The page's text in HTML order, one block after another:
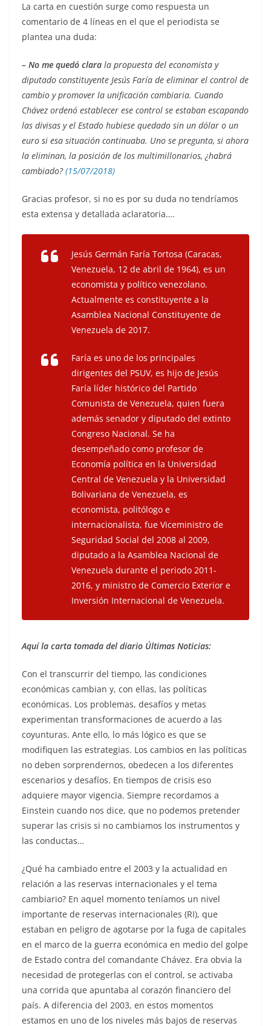
La carta en cuestión surge como respuesta un
comentario de 4 líneas en el que el periodista se
plantea una duda:
– No me quedó clara la propuesta del economista y
diputado constituyente Jesús Faría de eliminar el control de
cambio y promover la unificación cambiaria. Cuando
Chávez ordenó establecer ese control se estaban escapando
las divisas y el Estado hubiese quedado sin un dólar o un
euro si esa situación continuaba. Uno se pregunta, si ahora
la eliminan, la posición de los multimillonarios, ¿habrá
cambiado?(15/07/2018)
Gracias profesor, si no es por su duda no tendríamos
esta extensa y detallada aclaratoria….
Jesús Germán Faría Tortosa (Caracas,
Venezuela, 12 de abril de 1964), es un
economista y político venezolano.
Actualmente es constituyente a la
Asamblea Nacional Constituyente de
Venezuela de 2017.
Faría es uno de los principales
dirigentes del PSUV, es hijo de Jesús
Faría líder histórico del Partido
Comunista de Venezuela, quien fuera
además senador y diputado del extinto
Congreso Nacional. Se ha
desempeñado como profesor de
Economía política en la Universidad
Central de Venezuela y la Universidad
Bolivariana de Venezuela, es
economista, politólogo e
internacionalista, fue Viceministro de
Seguridad Social del 2008 al 2009,
diputado a la Asamblea Nacional de
Venezuela durante el periodo 2011-
2016, y ministro de Comercio Exterior e
Inversión Internacional de Venezuela.
Aquí la carta tomada del diario Últimas Noticias:
Con el transcurrir del tiempo, las condiciones
económicas cambian y, con ellas, las políticas
económicas. Los problemas, desafíos y metas
experimentan transformaciones de acuerdo a las
coyunturas. Ante ello, lo más lógico es que se
modifiquen las estrategias. Los cambios en las políticas
no deben sorprendernos, obedecen a los diferentes
escenarios y desafíos. En tiempos de crisis eso
adquiere mayor vigencia. Siempre recordamos a
Einstein cuando nos dice, que no podemos pretender
superar las crisis si no cambiamos los instrumentos y
las conductas…
¿Qué ha cambiado entre el 2003 y la actualidad en
relación a las reservas internacionales y el tema
cambiario? En aquel momento teníamos un nivel
importante de reservas internacionales (RI), que
estaban en peligro de agotarse por la fuga de capitales
en el marco de la guerra económica en medio del golpe
de Estado contra del comandante Chávez. Era obvia la
necesidad de protegerlas con el control, se activaba
una corrida que apuntaba al corazón financiero del
país. A diferencia del 2003, en estos momentos
estamos en uno de los niveles más bajos de reservas